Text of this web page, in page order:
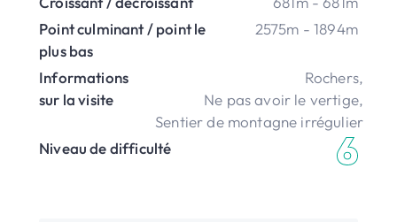
Point culminant / point le
plus bas
2575m - 1894m
Informations
sur la visite
Rochers,
Ne pas avoir le vertige,
Sentier de montagne irrégulier
Niveau de difficulté